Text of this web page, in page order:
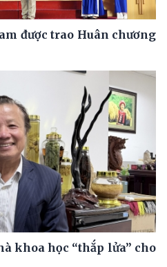
được trao Huân chương
khoa học “thắp lửa” cho